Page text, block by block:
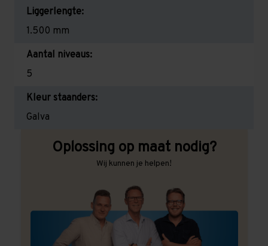
Liggerlengte:
1.500 mm
Aantal niveaus:
5
Kleur staanders:
Galva
Oplossing op maat nodig?
Wij kunnen je helpen!